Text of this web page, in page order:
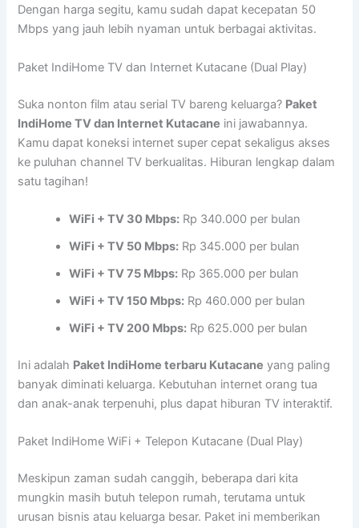
Dengan harga segitu, kamu sudah dapat kecepatan 50
Mbps yang jauh lebih nyaman untuk berbagai aktivitas.
Paket IndiHome TV dan Internet Kutacane (Dual Play)
Suka nonton film atau serial TV bareng keluarga? Paket
IndiHome TV dan Internet Kutacane ini jawabannya.
Kamu dapat koneksi internet super cepat sekaligus akses
ke puluhan channel TV berkualitas. Hiburan lengkap dalam
satu tagihan!
WiFi + TV 30 Mbps: Rp 340.000 per bulan
WiFi + TV 50 Mbps: Rp 345.000 per bulan
WiFi + TV 75 Mbps: Rp 365.000 per bulan
WiFi + TV 150 Mbps: Rp 460.000 per bulan
WiFi + TV 200 Mbps: Rp 625.000 per bulan
Ini adalah Paket IndiHome terbaru Kutacane yang paling
banyak diminati keluarga. Kebutuhan internet orang tua
dan anak-anak terpenuhi, plus dapat hiburan TV interaktif.
Paket IndiHome WiFi + Telepon Kutacane (Dual Play)
Meskipun zaman sudah canggih, beberapa dari kita
mungkin masih butuh telepon rumah, terutama untuk
urusan bisnis atau keluarga besar. Paket ini memberikan